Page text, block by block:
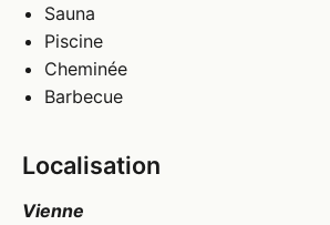
Sauna
Piscine
Cheminée
Barbecue
Localisation
Vienne